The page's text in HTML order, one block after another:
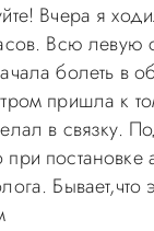
Вчера я
Всю левую
болеть в
пришла к
в связку.
постановке